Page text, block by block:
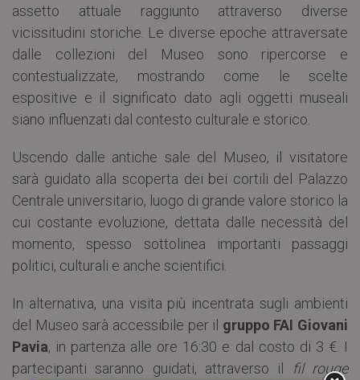
assetto attuale raggiunto attraverso diverse
vicissitudini storiche. Le diverse epoche attraversate
dalle collezioni del Museo sono ripercorse e
contestualizzate, mostrando come le scelte
espositive e il significato dato agli oggetti museali
siano influenzati dal contesto culturale e storico.
Uscendo dalle antiche sale del Museo, il visitatore
sarà guidato alla scoperta dei bei cortili del Palazzo
Centrale universitario, luogo di grande valore storico la
cui costante evoluzione, dettata dalle necessità del
momento, spesso sottolinea importanti passaggi
politici, culturali e anche scientifici.
In alternativa, una visita più incentrata sugli ambienti
del Museo sarà accessibile per il gruppo FAI Giovani
Pavia, in partenza alle ore 16:30 e dal costo di 3 €. I
partecipanti saranno guidati, attraverso il
fil rouge